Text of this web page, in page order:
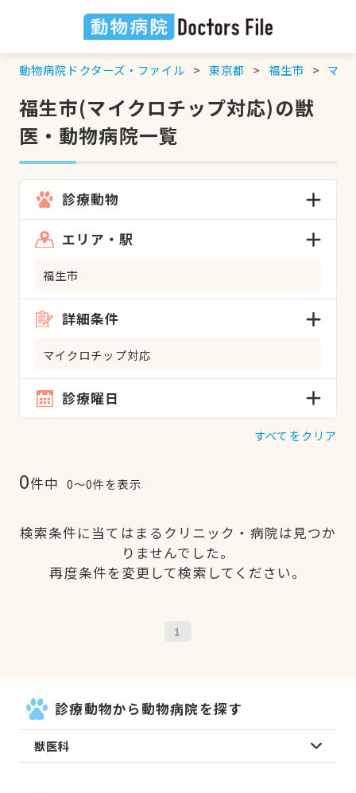
動物病院ドクターズ・ファイル 東京都 福生市 マイ
福生市(マイクロチップ対応)の獣
医・動物病院一覧
診療動物
エリア・駅
福生市
詳細条件
マイクロチップ対応
診療曜日
すべてをクリア
0件中 0〜0件を表示
検索条件に当てはまるクリニック・病院は見つか
りませんでした。
再度条件を変更して検索してください。
1
診療動物から動物病院を探す
獣医科